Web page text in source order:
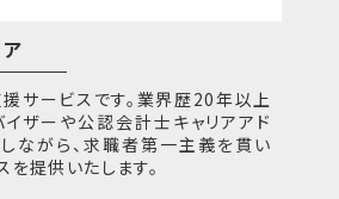
サービスです。業界歴20年以上
イザーや公認会計士キャリアアド
ながら、求職者第一主義を貫い
提供いたします。